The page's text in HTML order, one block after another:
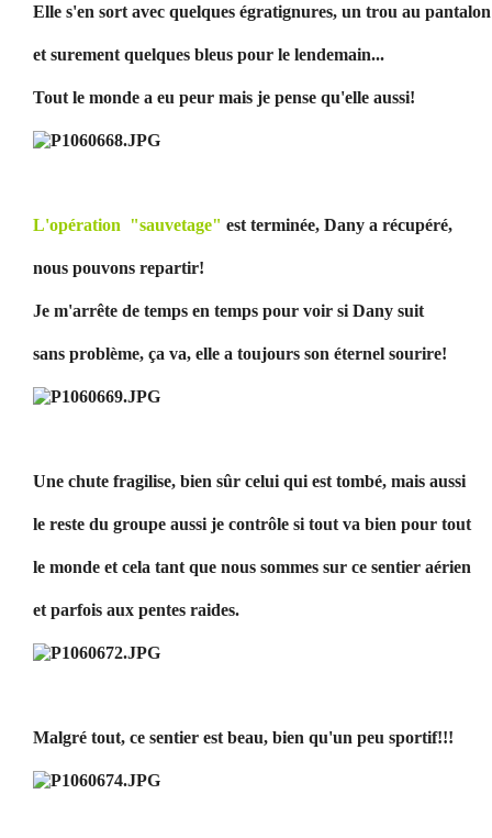
Elle s'en sort avec quelques égratignures, un trou au pantalon
et surement quelques bleus pour le lendemain...
Tout le monde a eu peur mais je pense qu'elle aussi!
L'opération "sauvetage" est terminée, Dany a récupéré,
nous pouvons repartir!
Je m'arrête de temps en temps pour voir si Dany suit
sans problème, ça va, elle a toujours son éternel sourire!
Une chute fragilise, bien sûr celui qui est tombé, mais aussi
le reste du groupe aussi je contrôle si tout va bien pour tout
le monde et cela tant que nous sommes sur ce sentier aérien
et parfois aux pentes raides.
Malgré tout, ce sentier est beau, bien qu'un peu sportif!!!